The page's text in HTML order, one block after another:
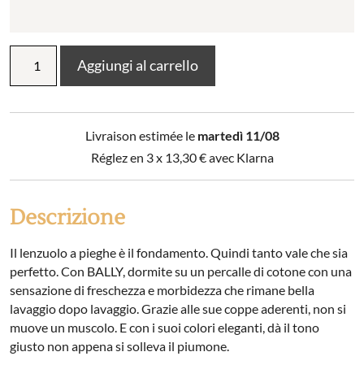
pieghe
Aggiungi al carrello
Livraison estimée le martedì 11/08
Réglez en 3 x 13,30€avec Klarna
Descrizione
Il lenzuolo a pieghe è il fondamento. Quindi tanto vale che sia
perfetto. Con BALLY, dormite su un percalle di cotone con una
sensazione di freschezza e morbidezza che rimane bella
lavaggio dopo lavaggio. Grazie alle sue coppe aderenti, non si
muove un muscolo. E con i suoi colori eleganti, dà il tono
giusto non appena si solleva il piumone.